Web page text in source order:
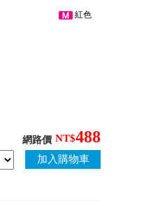
紅色
網路價 NT$488
加入購物車